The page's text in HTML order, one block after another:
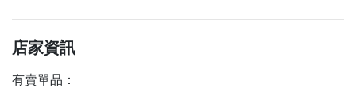
店家資訊
有賣單品：